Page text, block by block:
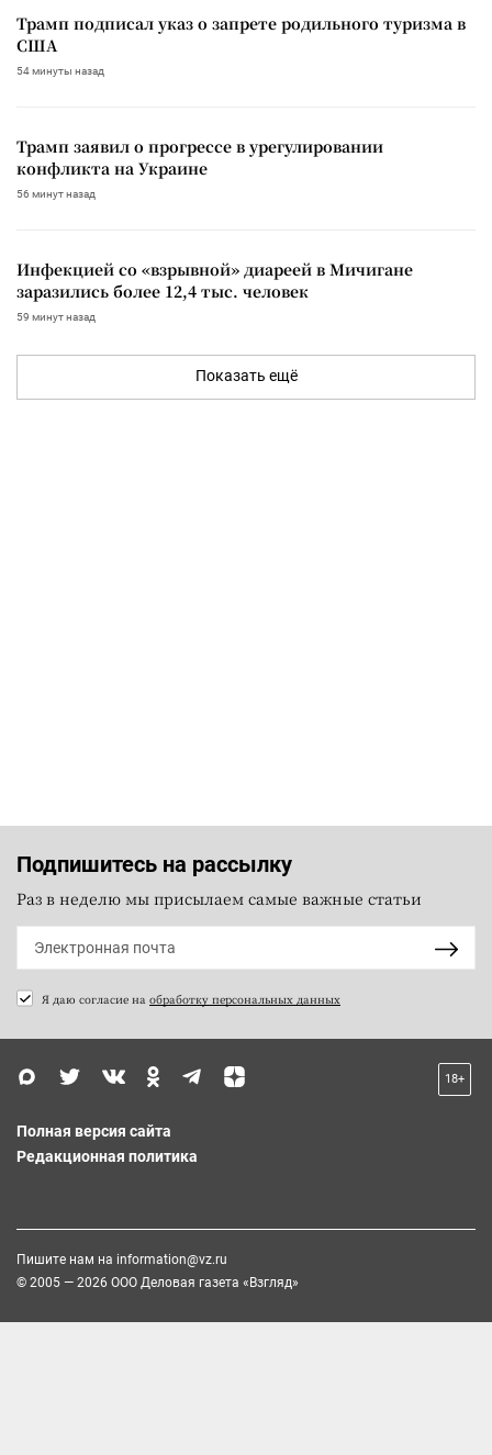
Трамп подписал указ о запрете родильного туризма в
США
54 минуты назад
Трамп заявил о прогрессе в урегулировании
конфликта на Украине
56 минут назад
Инфекцией со «взрывной» диареей в Мичигане
заразились более 12,4 тыс. человек
59 минут назад
Показать ещё
Подпишитесь на рассылку
Раз в неделю мы присылаем самые важные статьи
Я даю согласие на обработку персональных данных
18+
Полная версия сайта
Редакционная политика
Пишите нам на information@vz.ru
© 2005 — 2026 ООО Деловая газета «Взгляд»